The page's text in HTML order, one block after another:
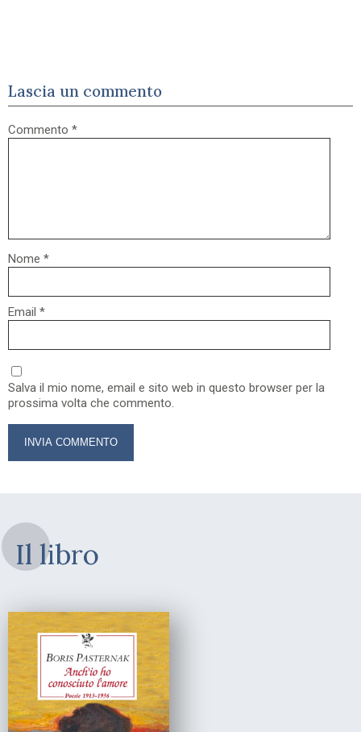
Lascia un commento
Commento *
Nome *
Email *
Salva il mio nome, email e sito web in questo browser per la
prossima volta che commento.
Il libro